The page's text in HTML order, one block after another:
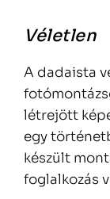
Véletlen
A dadaista
létrejött
egy
készült
foglalkozás